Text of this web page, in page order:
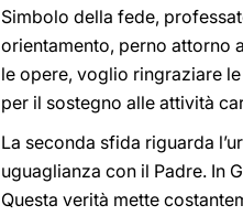
Simbolo della fede,
orientamento, perno attorno
le opere, voglio ringraziare
per il sostegno alle attività
La seconda sfida riguarda
uguaglianza con il Padre. In
Questa verità mette